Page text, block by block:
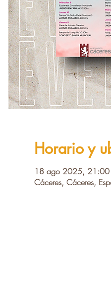
Horario y
18 ago 2025, 21:00
Cáceres, Cáceres,